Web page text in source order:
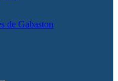
de Gabaston